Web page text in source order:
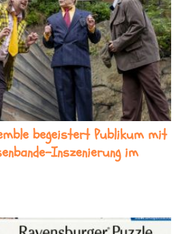
begeistert Publikum mit
Inszenierung im